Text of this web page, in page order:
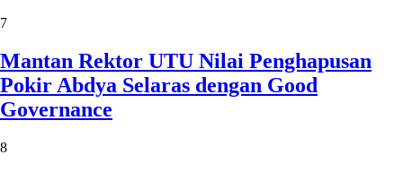
7
Mantan Rektor UTU Nilai Penghapusan
Pokir Abdya Selaras dengan Good
Governance
8